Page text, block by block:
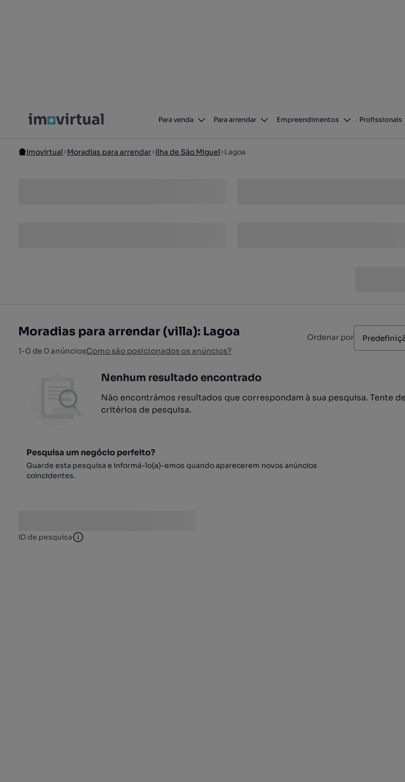
Para venda Para arrendar Empreendimentos Profissionais
Imovirtual Moradias para arrendar Ilha de São Miguel Lagoa
Moradias para arrendar (villa): Lagoa
1-0 de 0 anúnciosComo são posicionados os anúncios?
Ordenar por
Nenhum resultado encontrado
Não encontrámos resultados que correspondam à sua pesquisa. Tente
critérios de pesquisa.
Pesquisa um negócio perfeito?
Guarde esta pesquisa e informá-lo(a)-emos quando aparecerem novos anúncios
coincidentes.
ID de pesquisa ID de pesquisa